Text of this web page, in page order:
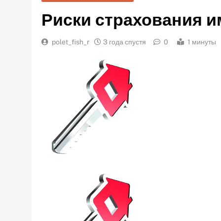
Риски страхования
polet_fish_r 3 года спустя 0 1 минуты